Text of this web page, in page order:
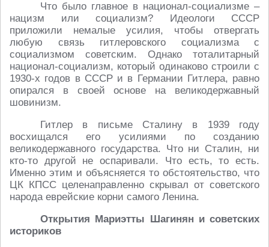
Что было главное в национал-социализме –
нацизм или социализм? Идеологи СССР
приложили немалые усилия, чтобы отвергать
любую связь гитлеровского социализма с
социализмом советским. Однако тоталитарный
национал-социализм, который одинаково строили с
1930-х годов в СССР и в Германии Гитлера, равно
опирался в своей основе на великодержавный
шовинизм.
Гитлер в письме Сталину в 1939 году
восхищался его усилиями по созданию
великодержавного государства. Что ни Сталин, ни
кто-то другой не оспаривали. Что есть, то есть.
Именно этим и объясняется то обстоятельство, что
ЦК КПСС целенаправленно скрывал от советского
народа еврейские корни самого Ленина.
Открытия Мариэтты Шагинян и советских
историков